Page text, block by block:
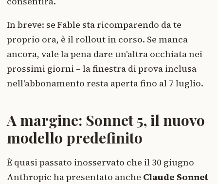
In breve: se Fable sta ricomparendo da te
proprio ora, è il rollout in corso. Se manca
ancora, vale la pena dare un'altra occhiata nei
prossimi giorni – la finestra di prova inclusa
nell'abbonamento resta aperta fino al 7 luglio.
A margine: Sonnet 5, il nuovo
modello predefinito
È quasi passato inosservato che il 30 giugno
Anthropic ha presentato anche Claude Sonnet